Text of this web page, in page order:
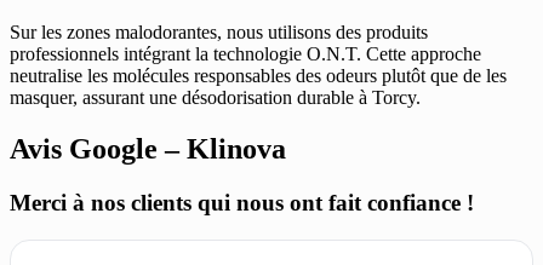
Sur les zones malodorantes, nous utilisons des produits
professionnels intégrant la technologie O.N.T. Cette approche
neutralise les molécules responsables des odeurs plutôt que de les
masquer, assurant une désodorisation durable à Torcy.
Avis Google – Klinova
Merci à nos clients qui nous ont fait confiance !